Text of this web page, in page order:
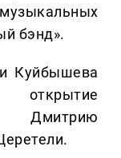
бэнд».
Куйбышева
открытие
Дмитрию